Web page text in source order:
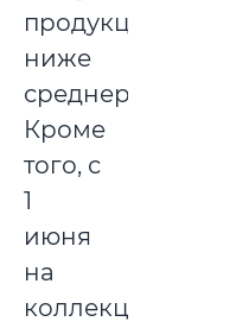
продукцию
ниже
среднерыночных.
Кроме
того, с
1
июня
на
коллекции